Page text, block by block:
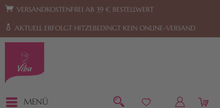
Zur Hauptnavigation springen Zum Footer springen
VERSANDKOSTENFREI AB 39 € BESTELLWERT
AKTUELL ERFOLGT HITZEBEDINGT KEIN ONLINE-VERSAND
MENÜ